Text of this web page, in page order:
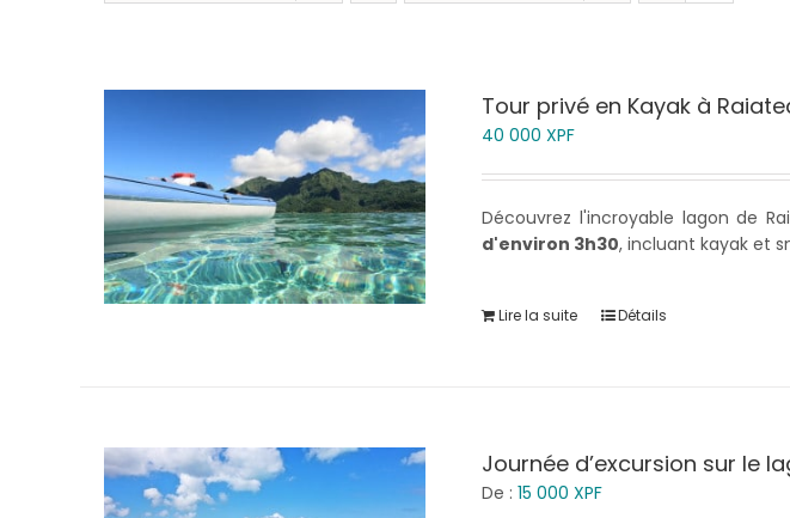
Tour privé en Kayak à
40 000 XPF
Découvrez l'incroyable lagon de
d'environ 3h30, incluant kayak et
Lire la suite Détails
Journée d’excursion sur le
De : 15 000 XPF